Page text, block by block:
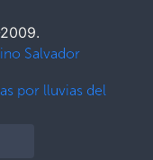
Salvador
por lluvias del